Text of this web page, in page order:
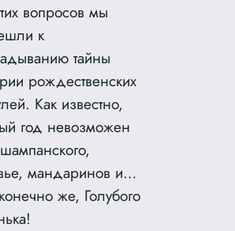
вопросов мы
к
тайны
рождественских
Как известно,
год невозможен
мандаринов и…
же, Голубого